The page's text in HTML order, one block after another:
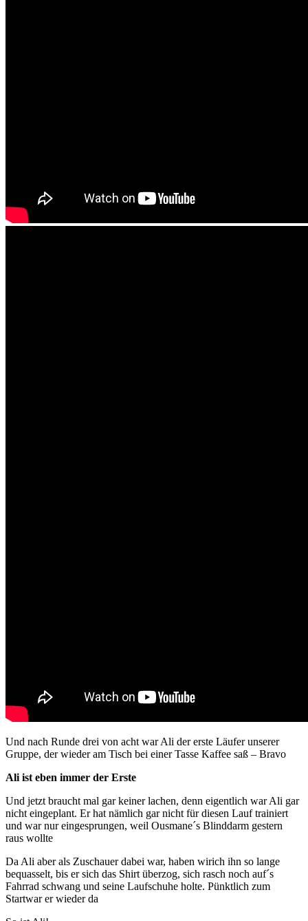
Und nach Runde drei von acht war Ali der erste Läufer unserer
Gruppe, der wieder am Tisch bei einer Tasse Kaffee saß – Bravo
Ali ist eben immer der Erste
Und jetzt braucht mal gar keiner lachen, denn eigentlich war Ali gar
nicht eingeplant. Er hat nämlich gar nicht für diesen Lauf trainiert
und war nur eingesprungen, weil Ousmane´s Blinddarm gestern
raus wollte
Da Ali aber als Zuschauer dabei war, haben wirich ihn so lange
bequasselt, bis er sich das Shirt überzog, sich rasch noch auf´s
Fahrrad schwang und seine Laufschuhe holte. Pünktlich zum
Startwar er wieder da